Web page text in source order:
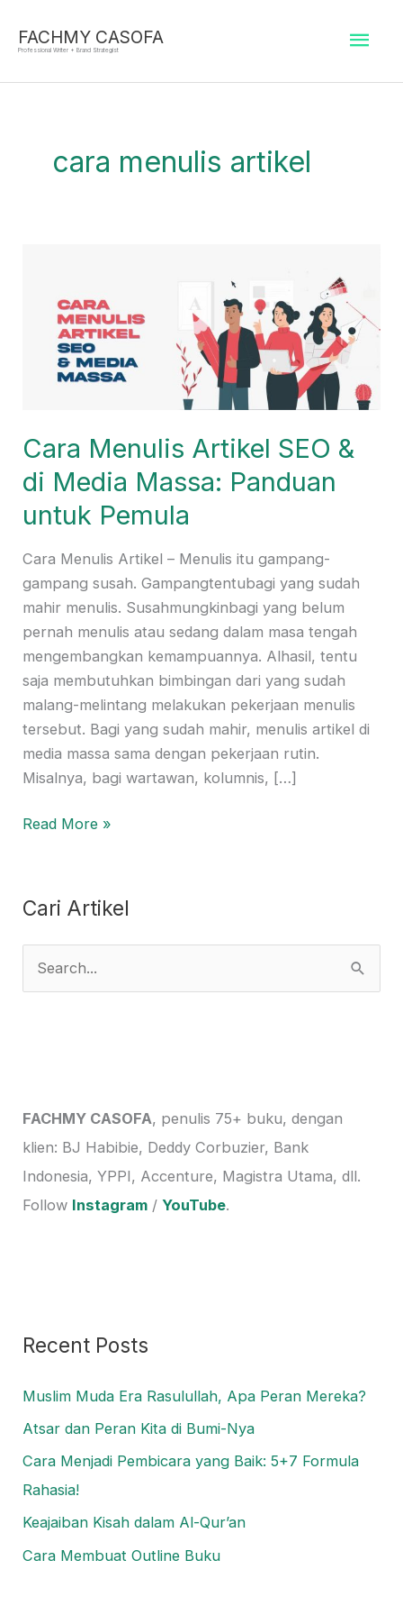
FACHMY CASOFA
Professional Writer + Brand Strategist
cara menulis artikel
Cara Menulis Artikel SEO &
di Media Massa: Panduan
untuk Pemula
Cara Menulis Artikel – Menulis itu gampang-
gampang susah. Gampangtentubagi yang sudah
mahir menulis. Susahmungkinbagi yang belum
pernah menulis atau sedang dalam masa tengah
mengembangkan kemampuannya. Alhasil, tentu
saja membutuhkan bimbingan dari yang sudah
malang-melintang melakukan pekerjaan menulis
tersebut. Bagi yang sudah mahir, menulis artikel di
media massa sama dengan pekerjaan rutin.
Misalnya, bagi wartawan, kolumnis, […]
Artikel
Panduan
untuk
Read More »
Cari Artikel
h
f
o
r
FACHMY CASOFA, penulis 75+ buku, dengan
klien: BJ Habibie, Deddy Corbuzier, Bank
Indonesia, YPPI, Accenture, Magistra Utama, dll.
Follow Instagram /YouTube.
Recent Posts
Muslim Muda Era Rasulullah, Apa Peran Mereka?
Atsar dan Peran Kita di Bumi-Nya
Cara Menjadi Pembicara yang Baik: 5+7 Formula
Rahasia!
Keajaiban Kisah dalam Al-Qur’an
Cara Membuat Outline Buku